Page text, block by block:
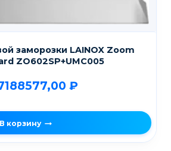
заморозки LAINOX Zoom
ZO602SP+UMC005
₽
В корзину